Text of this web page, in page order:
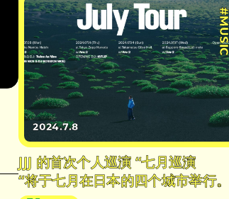
#MUSIC
2024.7.8
JJJ 的首次个人巡演 “七月巡演
“将于七月在日本的四个城市举行。